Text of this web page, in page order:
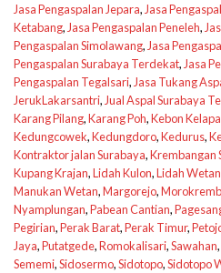
Jasa Pengaspalan Jepara, Jasa
Ketabang, Jasa Pengaspalan Peneleh,
Pengaspalan Simolawang, Jasa
Pengaspalan Surabaya Terdekat, Jasa
Pengaspalan Tegalsari, Jasa Tukang
JerukLakarsantri, Jual Aspal Surabaya
Karang Pilang,Karang Poh,Kebon Kelapa
Kedungcowek,Kedungdoro,Kedurus,
Kontraktor jalan Surabaya,Krembangan
Kupang Krajan,Lidah Kulon,Lidah Wetan
Manukan Wetan,Margorejo,
Nyamplungan,Pabean Cantian,
Pegirian,Perak Barat,Perak Timur,
Jaya,Putatgede,Romokalisari,Sawahan,
Sememi,Sidosermo,Sidotopo,Sidotopo